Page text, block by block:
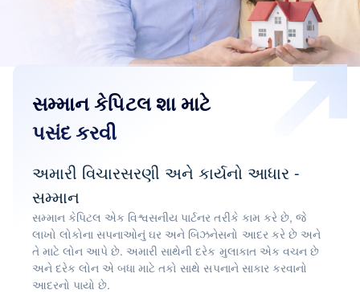
સમ્માન કેપિટલ શા માટે
પસંદ કરવી
અમારી વિચારસરણી અને કાર્યનો આધાર -
સમ્માન
સમ્માન કેપિટલ એક વિશ્વસનીય પાર્ટનર તરીકે કામ કરે છે, જે
લાખો લોકોના સપનાઓનું ઘર અને બિઝનેસનો આદર કરે છે અને
તે માટે લોન આપે છે. અમારી સાથેની દરેક મુલાકાત એક વચન છે
અને દરેક લોન એ બધા માટે તકો સાથે સપનાને સાકાર કરવાનો
આદરનો પાયો છે.